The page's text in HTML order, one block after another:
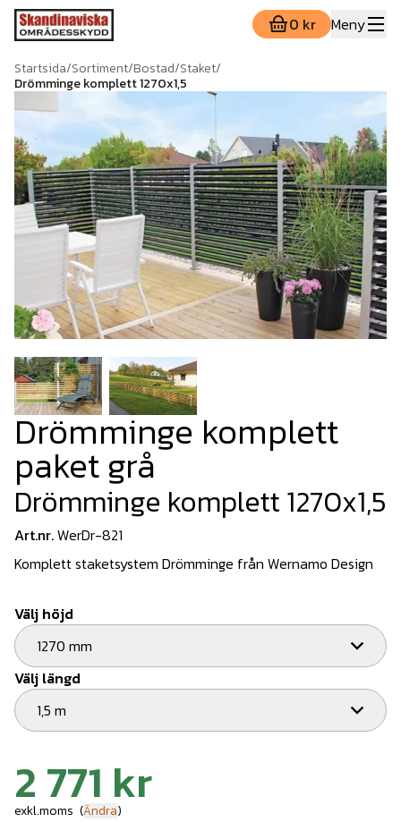
0 kr Meny
Startsida/Sortiment/Bostad/Staket/
Drömminge komplett 1270x1,5
Drömminge komplett
paket grå
Drömminge komplett 1270x1,5
Art.nr.WerDr-821
Komplett staketsystem Drömminge från Wernamo Design
Välj höjd
1270 mm
Välj längd
1,5 m
2 771 kr
exkl.moms (Ändra)